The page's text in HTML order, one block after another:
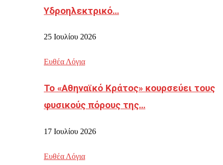
Υδροηλεκτρικό…
25 Ιουλίου 2026
Ευθέα Λόγια
Το «Αθηναϊκό Κράτος» κουρσεύει τους
φυσικούς πόρους της…
17 Ιουλίου 2026
Ευθέα Λόγια